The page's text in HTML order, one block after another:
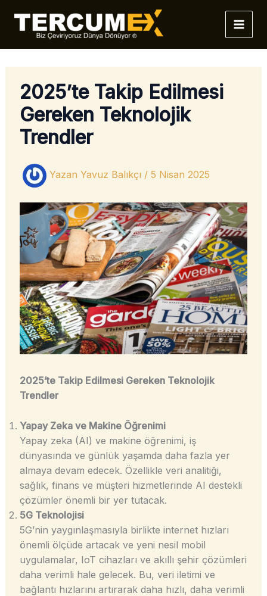
atla
2025’te Takip Edilmesi
Gereken Teknolojik
Trendler
Yazan Yavuz Balıkçı / 5 Nisan 2025
2025’te Takip Edilmesi Gereken Teknolojik
Trendler
Yapay Zeka ve Makine Öğrenimi
Yapay zeka (AI) ve makine öğrenimi, iş
dünyasında ve günlük yaşamda daha fazla yer
almaya devam edecek. Özellikle veri analitiği,
sağlık, finans ve müşteri hizmetlerinde AI destekli
çözümler önemli bir yer tutacak.
5G Teknolojisi
5G’nin yaygınlaşmasıyla birlikte internet hızları
önemli ölçüde artacak ve yeni nesil mobil
uygulamalar, IoT cihazları ve akıllı şehir çözümleri
daha verimli hale gelecek. Bu, veri iletimi ve
bağlantı hızlarını artırarak daha hızlı, daha verimli